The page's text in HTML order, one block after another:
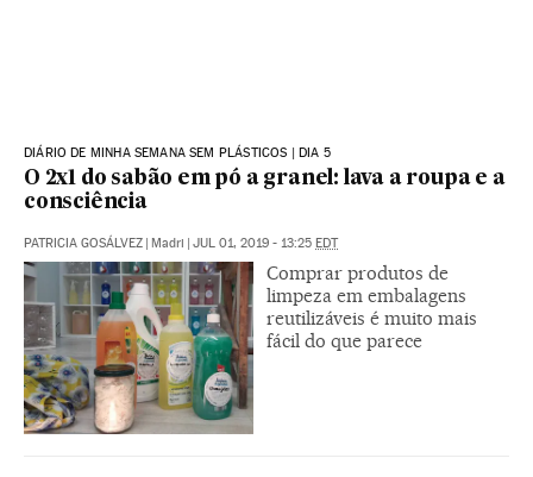
DIÁRIO DE MINHA SEMANA SEM PLÁSTICOS | DIA 5
O 2x1 do sabão em pó a granel: lava a roupa e a
consciência
PATRICIA GOSÁLVEZ | Madri | JUL 01, 2019 - 13:25 EDT
Comprar produtos de
limpeza em embalagens
reutilizáveis é muito mais
fácil do que parece